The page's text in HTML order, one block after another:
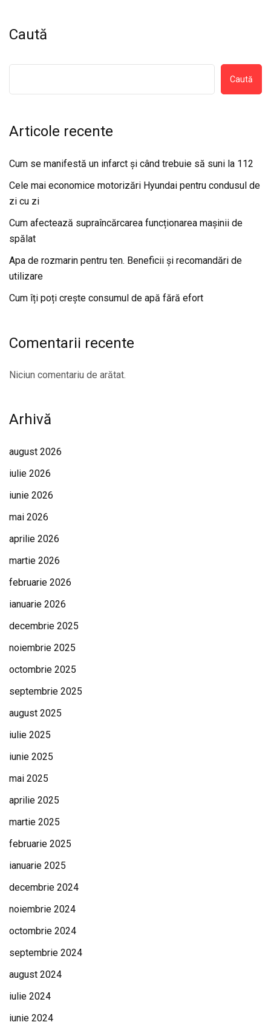
Caută
Caută
Articole recente
Cum se manifestă un infarct și când trebuie să suni la 112
Cele mai economice motorizări Hyundai pentru condusul de
zi cu zi
Cum afectează supraîncărcarea funcționarea mașinii de
spălat
Apa de rozmarin pentru ten. Beneficii și recomandări de
utilizare
Cum îți poți crește consumul de apă fără efort
Comentarii recente
Niciun comentariu de arătat.
Arhivă
august 2026
iulie 2026
iunie 2026
mai 2026
aprilie 2026
martie 2026
februarie 2026
ianuarie 2026
decembrie 2025
noiembrie 2025
octombrie 2025
septembrie 2025
august 2025
iulie 2025
iunie 2025
mai 2025
aprilie 2025
martie 2025
februarie 2025
ianuarie 2025
decembrie 2024
noiembrie 2024
octombrie 2024
septembrie 2024
august 2024
iulie 2024
iunie 2024